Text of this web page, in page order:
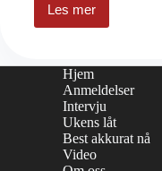
Les merFjordfuckers!
Hjem
Anmeldelser
Intervju
Ukens låt
Best akkurat nå
Video